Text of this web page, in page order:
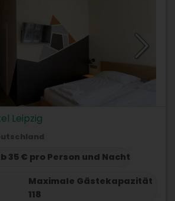
Leipzig
35 € pro Person und Nacht
Maximale Gästekapazität
118